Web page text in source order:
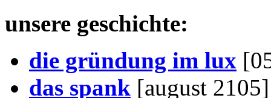
unsere geschichte:
die gründung im lux
das spank [august 2105]